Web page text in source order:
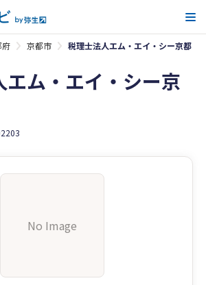
府 京都市 税理士法人エム・エイ・シー京都
エム・エイ・シー京
No Image